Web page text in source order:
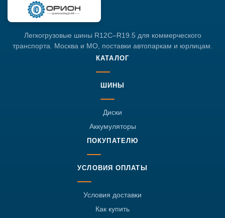
Легкогрузовые шины R12C–R19.5 для коммерческого
транспорта. Москва и МО, поставки автопаркам и юрлицам.
КАТАЛОГ
ШИНЫ
Диски
Аккумуляторы
ПОКУПАТЕЛЮ
УСЛОВИЯ ОПЛАТЫ
Условия доставки
Как купить